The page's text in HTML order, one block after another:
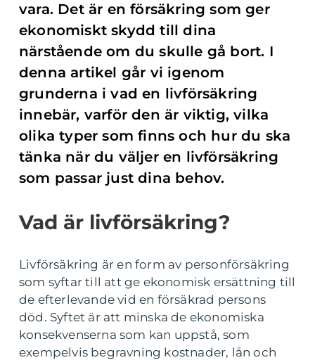
vara. Det är en försäkring som ger
ekonomiskt skydd till dina
närstående om du skulle gå bort. I
denna artikel går vi igenom
grunderna i vad en livförsäkring
innebär, varför den är viktig, vilka
olika typer som finns och hur du ska
tänka när du väljer en livförsäkring
som passar just dina behov.
Vad är livförsäkring?
Livförsäkring är en form av personförsäkring
som syftar till att ge ekonomisk ersättning till
de efterlevande vid en försäkrad persons
död. Syftet är att minska de ekonomiska
konsekvenserna som kan uppstå, som
exempelvis begravning kostnader, lån och